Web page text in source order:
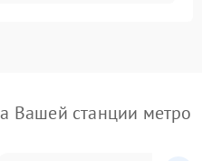
Вашей станции метро